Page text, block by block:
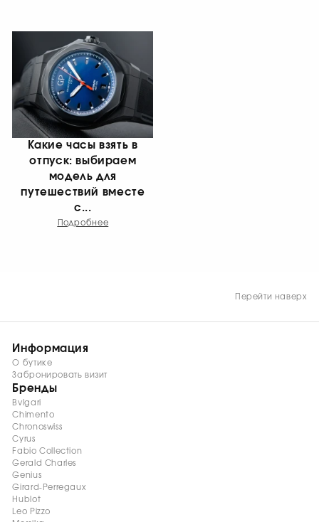
Какие часы взять в
отпуск: выбираем
модель для
путешествий вместе
с...
Подробнее
Перейти наверх
Информация
О бутике
Забронировать визит
Бренды
Bvlgari
Chimento
Chronoswiss
Cyrus
Fabio Collection
Gerald Charles
Genius
Girard-Perregaux
Hublot
Leo Pizzo